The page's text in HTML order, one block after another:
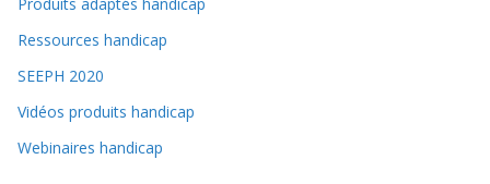
Ressources handicap
SEEPH 2020
Vidéos produits handicap
Webinaires handicap